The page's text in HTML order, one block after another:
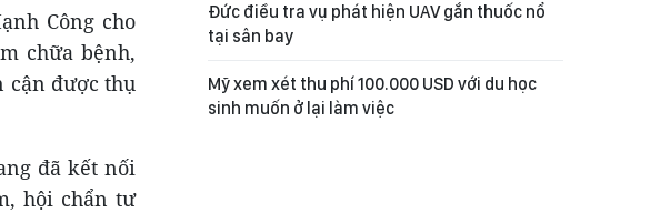
Công cho
chữa bệnh,
cận được thụ
đã kết nối
hội chẩn tư
Đức điều tra vụ phát hiện UAV gắn thuốc nổ
tại sân bay
Mỹ xem xét thu phí 100.000 USD với du học
sinh muốn ở lại làm việc